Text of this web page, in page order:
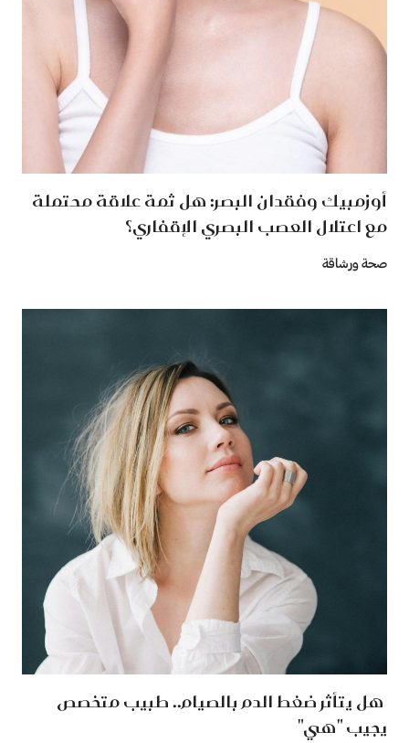
أوزمبيك وفقدان البصر: هل ثمة علاقة محتملة
مع اعتلال العصب البصري الإقفاري؟
صحة ورشاقة
هل يتأثر ضغط الدم بالصيام.. طبيب متخصص
يجيب "هي"